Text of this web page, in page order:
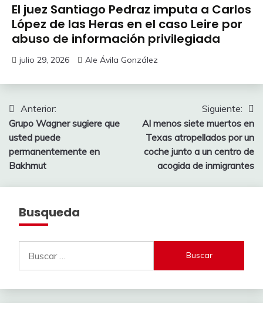
El juez Santiago Pedraz imputa a Carlos
López de las Heras en el caso Leire por
abuso de información privilegiada
julio 29, 2026 Ale Ávila González
Navegación
de
entradas
Anterior:
Grupo Wagner sugiere que
usted puede
permanentemente en
Bakhmut
Siguiente:
Al menos siete muertos en
Texas atropellados por un
coche junto a un centro de
acogida de inmigrantes
Busqueda